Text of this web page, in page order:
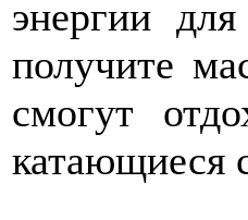
энергии
получите
смогут
катающиеся